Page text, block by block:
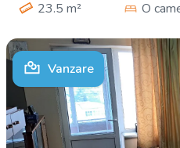
23.5 m² O
Vanzare